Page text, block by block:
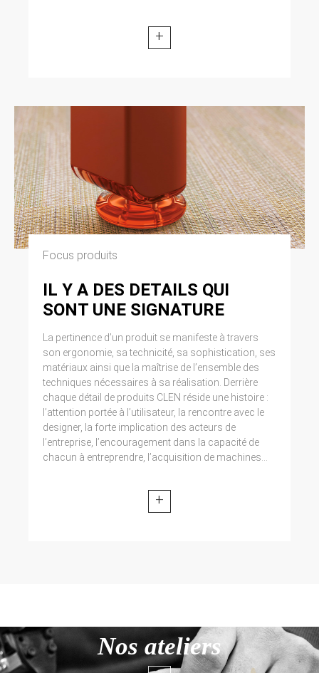
+
Focus produits
IL Y A DES DETAILS QUI
SONT UNE SIGNATURE
La pertinence d’un produit se manifeste à travers
son ergonomie, sa technicité, sa sophistication, ses
matériaux ainsi que la maîtrise de l’ensemble des
techniques nécessaires à sa réalisation. Derrière
chaque détail de produits CLEN réside une histoire :
l’attention portée à l’utilisateur, la rencontre avec le
designer, la forte implication des acteurs de
l’entreprise, l’encouragement dans la capacité de
chacun à entreprendre, l’acquisition de machines...
+
Nos ateliers